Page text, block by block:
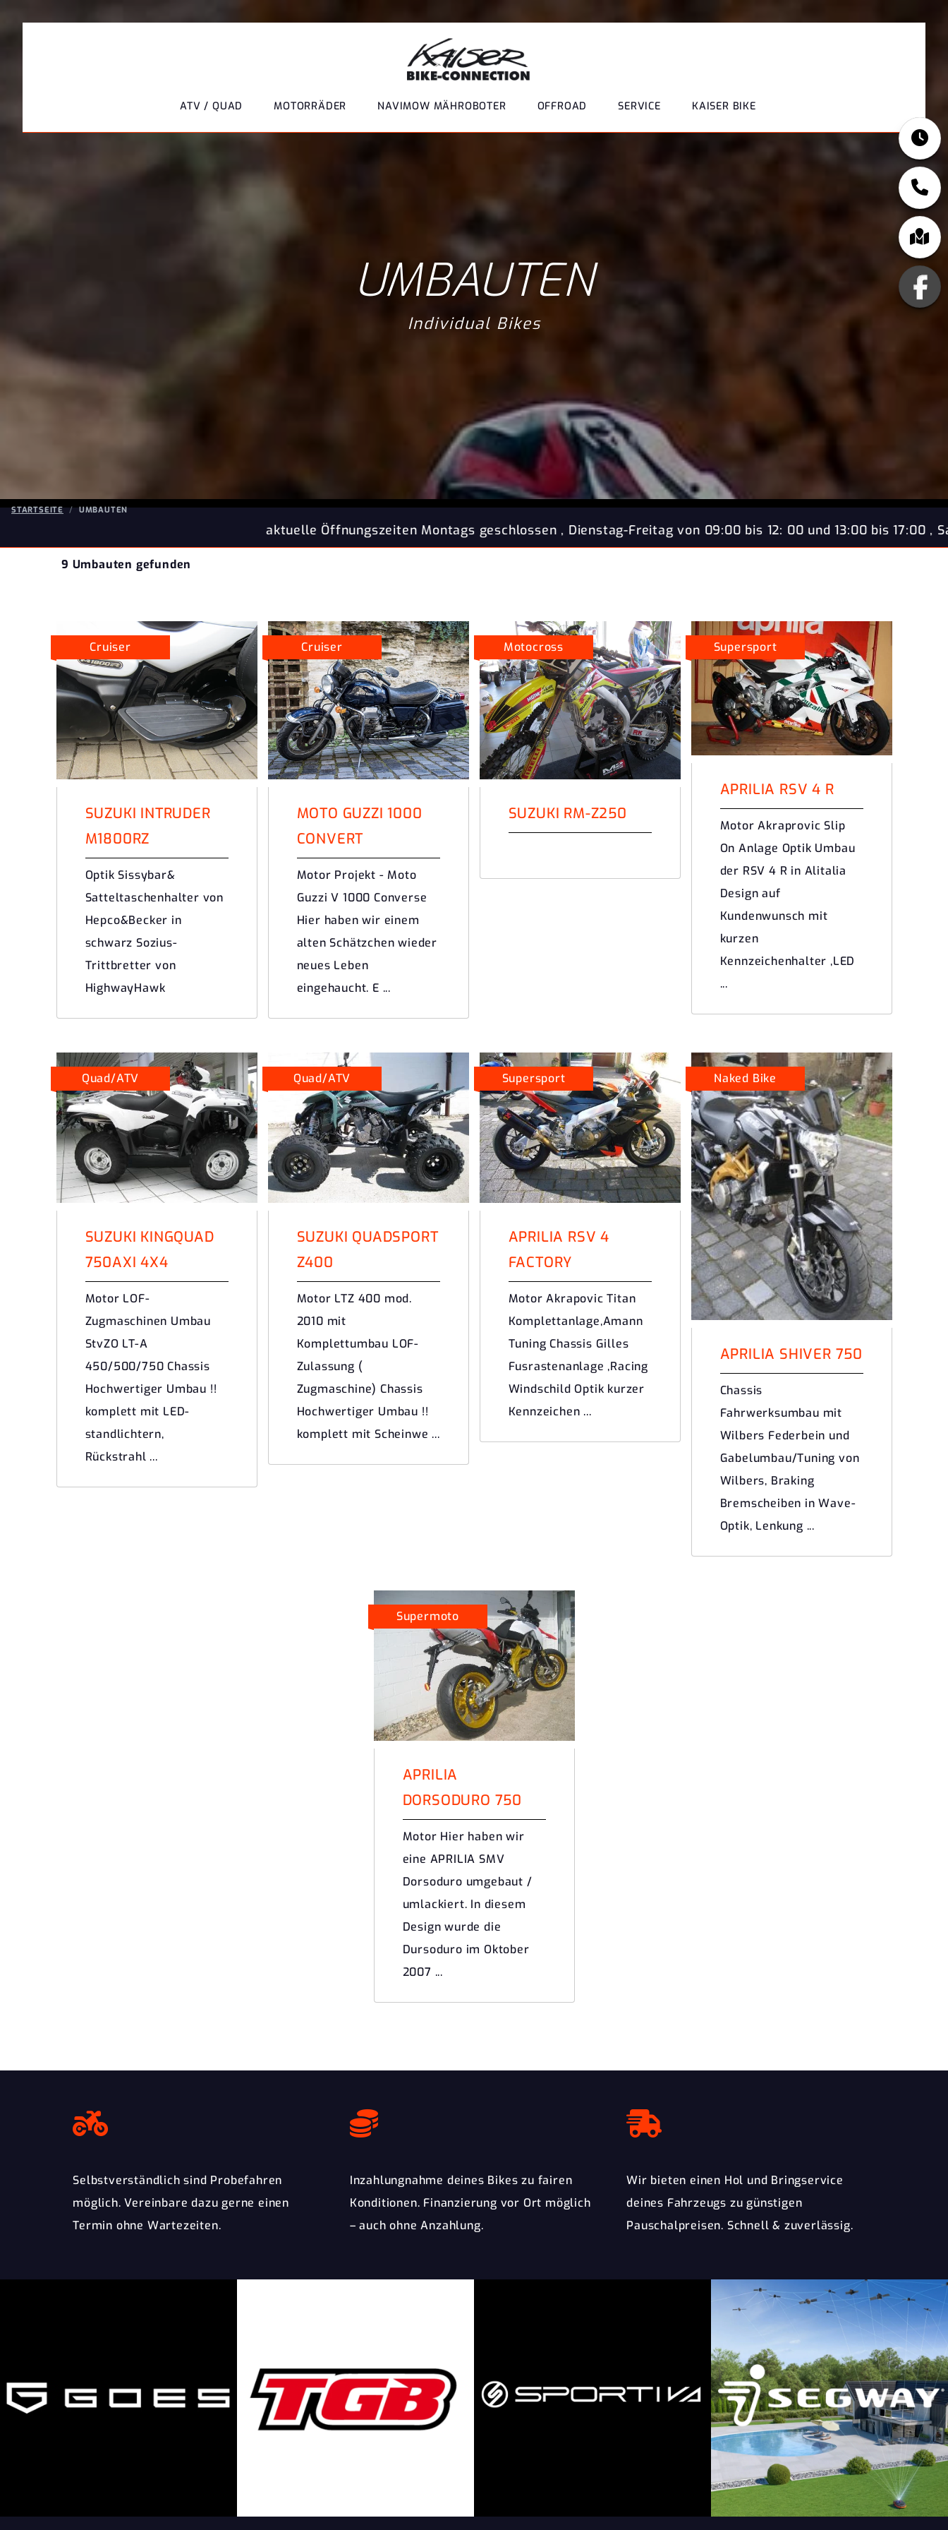
ATV / QUAD MOTORRÄDER NAVIMOW MÄHROBOTER OFFROAD SERVICE KAISER BIKE
UMBAUTEN
Individual Bikes
STARTSEITE UMBAUTEN
aktuelle Öffnungszeiten Montags geschlossen , Dienstag-Freitag von 09:00 bis 12: 00 und 13:00 bis 17:00 , Samstag von 09:00 bis
9 Umbauten gefunden
Cruiser
SUZUKI INTRUDER
M1800RZ
Optik Sissybar&
Satteltaschenhalter von
Hepco&Becker in
schwarz Sozius-
Trittbretter von
HighwayHawk
Cruiser
MOTO GUZZI 1000
CONVERT
Motor Projekt - Moto
Guzzi V 1000 Converse
Hier haben wir einem
alten Schätzchen wieder
neues Leben
eingehaucht. E ...
Motocross
SUZUKI RM-Z250
Supersport
APRILIA RSV 4 R
Motor Akraprovic Slip
On Anlage Optik Umbau
der RSV 4 R in Alitalia
Design auf
Kundenwunsch mit
kurzen
Kennzeichenhalter ,LED
...
Quad/ATV
SUZUKI KINGQUAD
750AXI 4X4
Motor LOF-
Zugmaschinen Umbau
StvZO LT-A
450/500/750 Chassis
Hochwertiger Umbau !!
komplett mit LED-
standlichtern,
Rückstrahl ...
Quad/ATV
SUZUKI QUADSPORT
Z400
Motor LTZ 400 mod.
2010 mit
Komplettumbau LOF-
Zulassung (
Zugmaschine) Chassis
Hochwertiger Umbau !!
komplett mit Scheinwe ...
Supersport
APRILIA RSV 4
FACTORY
Motor Akrapovic Titan
Komplettanlage,Amann
Tuning Chassis Gilles
Fusrastenanlage ,Racing
Windschild Optik kurzer
Kennzeichen ...
Naked Bike
APRILIA SHIVER 750
Chassis
Fahrwerksumbau mit
Wilbers Federbein und
Gabelumbau/Tuning von
Wilbers, Braking
Bremscheiben in Wave-
Optik, Lenkung ...
Supermoto
APRILIA
DORSODURO 750
Motor Hier haben wir
eine APRILIA SMV
Dorsoduro umgebaut /
umlackiert. In diesem
Design wurde die
Dursoduro im Oktober
2007 ...
Selbstverständlich sind Probefahren
möglich. Vereinbare dazu gerne einen
Termin ohne Wartezeiten.
Inzahlungnahme deines Bikes zu fairen
Konditionen. Finanzierung vor Ort möglich
– auch ohne Anzahlung.
Wir bieten einen Hol und Bringservice
deines Fahrzeugs zu günstigen
Pauschalpreisen. Schnell & zuverlässig.